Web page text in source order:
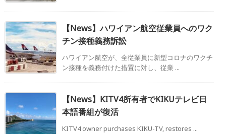
【News】ハワイアン航空従業員へのワク
チン接種義務訴訟
ハワイアン航空が、全従業員に新型コロナのワクチ
ン接種を義務付けた措置に対し、従業 ...
【News】KITV4所有者でKIKUテレビ日
本語番組が復活
KITV4 owner purchases KIKU-TV, restores ...